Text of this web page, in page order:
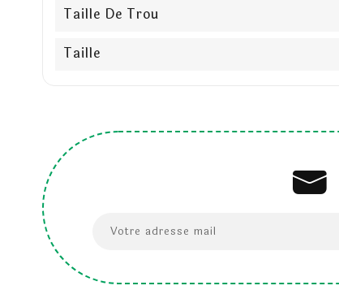
Taille De Trou
Taille